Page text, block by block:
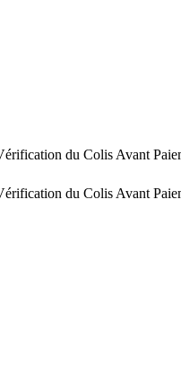
du Colis Avant
du Colis Avant